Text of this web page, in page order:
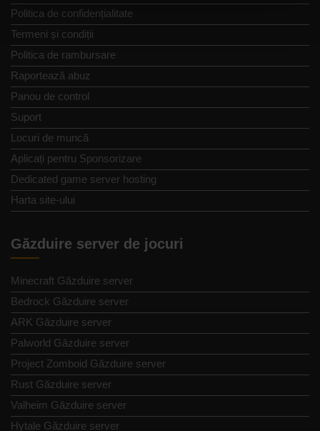
Politica de confidențialitate
Termeni și condiții
Politica de rambursare
Raportează abuz
Panou de control
Suport
Locuri de muncă
Aplicați pentru Sponsorizare
Dedicated game server hosting
Harta site-ului
Găzduire server de jocuri
Minecraft Găzduire server
Bedrock Găzduire server
ARK Găzduire server
Palworld Găzduire server
Project Zomboid Găzduire server
Rust Găzduire server
Valheim Găzduire server
Hytale Găzduire server